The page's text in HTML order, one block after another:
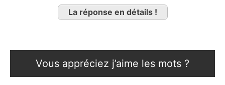
La réponse en détails !
Vous appréciez j’aime les mots ?